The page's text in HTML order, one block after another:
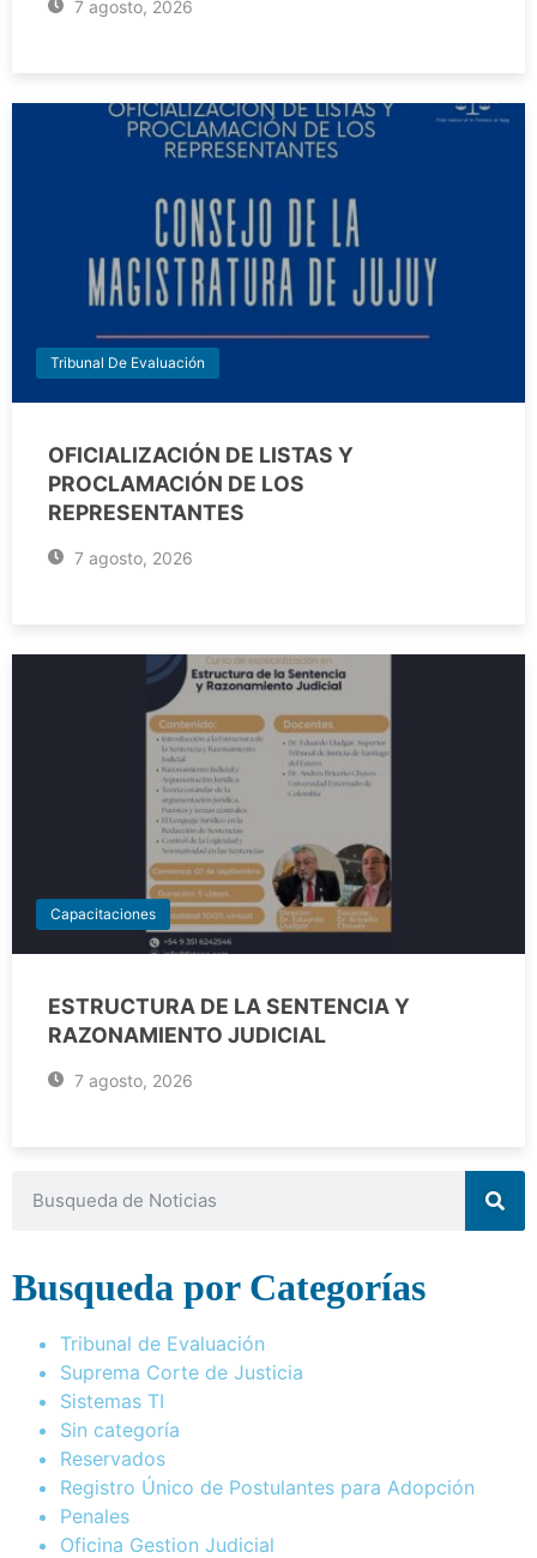
7 agosto, 2026
Tribunal De Evaluación
OFICIALIZACIÓN DE LISTAS Y
PROCLAMACIÓN DE LOS
REPRESENTANTES
7 agosto, 2026
Capacitaciones
ESTRUCTURA DE LA SENTENCIA Y
RAZONAMIENTO JUDICIAL
7 agosto, 2026
Busqueda por Categorías
Tribunal de Evaluación
Suprema Corte de Justicia
Sistemas TI
Sin categoría
Reservados
Registro Único de Postulantes para Adopción
Penales
Oficina Gestion Judicial